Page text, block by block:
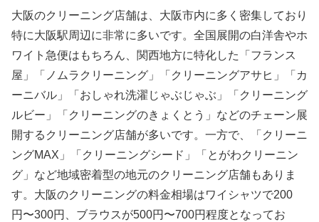
大阪のクリーニング店舗は、大阪市内に多く密集しており
特に大阪駅周辺に非常に多いです。全国展開の白洋舎やホ
ワイト急便はもちろん、関西地方に特化した「フランス
屋」「ノムラクリーニング」「クリーニングアサヒ」「カ
ーニバル」「おしゃれ洗濯じゃぶじゃぶ」「クリーニング
ルビー」「クリーニングのきょくとう」などのチェーン展
開するクリーニング店舗が多いです。一方で、「クリーニ
ングMAX」「クリーニングシード」「とがわクリーニン
グ」など地域密着型の地元のクリーニング店舗もありま
す。大阪のクリーニングの料金相場はワイシャツで200
円〜300円、ブラウスが500円〜700円程度となってお